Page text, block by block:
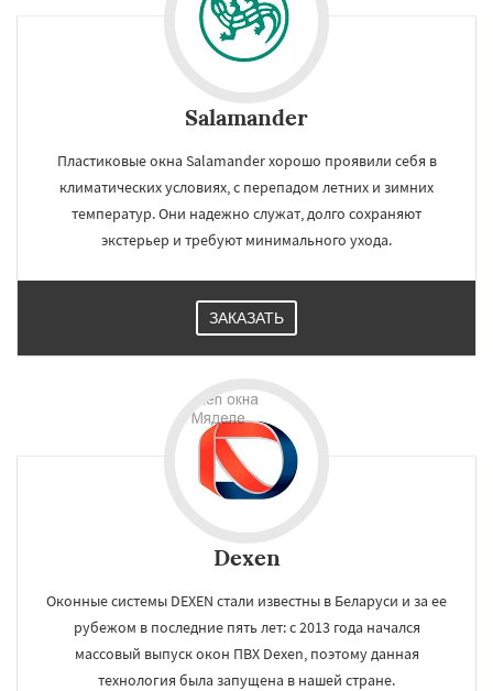
Salamander
Пластиковые окна Salamander хорошо проявили себя в
климатических условиях, с перепадом летних и зимних
температур. Они надежно служат, долго сохраняют
экстерьер и требуют минимального ухода.
ЗАКАЗАТЬ
Dexen
Оконные системы DEXEN стали известны в Беларуси и за ее
рубежом в последние пять лет: с 2013 года начался
массовый выпуск окон ПВХ Dexen, поэтому данная
технология была запущена в нашей стране.